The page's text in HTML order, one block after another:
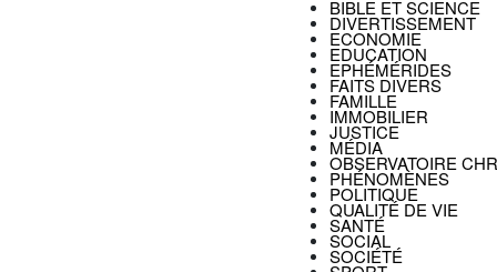
BIBLE ET SCIENCE
DIVERTISSEMENT
ECONOMIE
EDUCATION
EPHÉMÉRIDES
FAITS DIVERS
FAMILLE
IMMOBILIER
JUSTICE
MÉDIA
OBSERVATOIRE
PHÉNOMÈNES
POLITIQUE
QUALITÉ DE VIE
SANTÉ
SOCIAL
SOCIÉTÉ